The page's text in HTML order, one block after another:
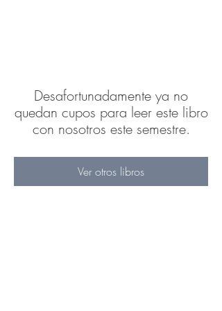
Desafortunadamente ya no
quedan cupos para leer este libro
con nosotros este semestre.
Ver otros libros